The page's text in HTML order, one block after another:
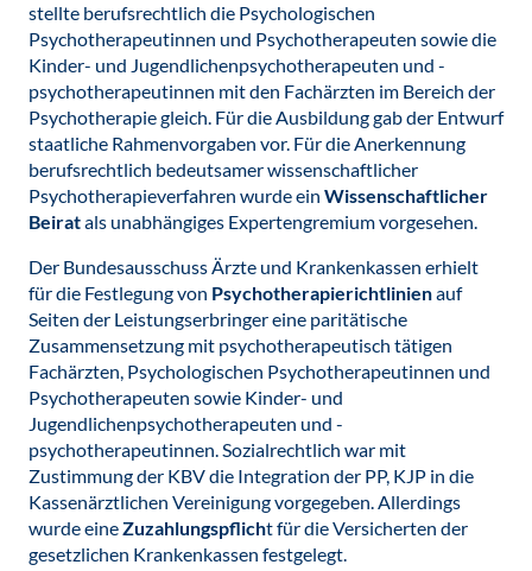
stellte berufsrechtlich die Psychologischen
Psychotherapeutinnen und Psychotherapeuten sowie die
Kinder- und Jugendlichenpsychotherapeuten und -
psychotherapeutinnen mit den Fachärzten im Bereich der
Psychotherapie gleich. Für die Ausbildung gab der Entwurf
staatliche Rahmenvorgaben vor. Für die Anerkennung
berufsrechtlich bedeutsamer wissenschaftlicher
Psychotherapieverfahren wurde ein Wissenschaftlicher
Beiratals unabhängiges Expertengremium vorgesehen.
Der Bundesausschuss Ärzte und Krankenkassen erhielt
für die Festlegung von Psychotherapierichtlinienauf
Seiten der Leistungserbringer eine paritätische
Zusammensetzung mit psychotherapeutisch tätigen
Fachärzten, Psychologischen Psychotherapeutinnen und
Psychotherapeuten sowie Kinder- und
Jugendlichenpsychotherapeuten und -
psychotherapeutinnen. Sozialrechtlich war mit
Zustimmung der KBV die Integration der PP, KJP in die
Kassenärztlichen Vereinigung vorgegeben. Allerdings
wurde eineZuzahlungspflicht für die Versicherten der
gesetzlichen Krankenkassen festgelegt.